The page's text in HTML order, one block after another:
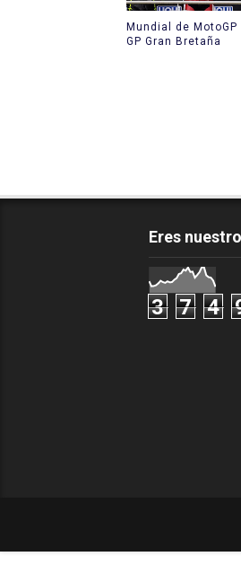
Mundial de MotoGP
GP Gran Bretaña
Eres
3 7 4